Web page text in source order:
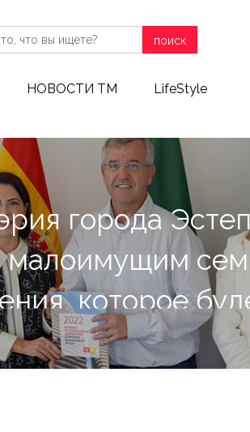
поиск
НОВОСТИ ТМ LifeStyle
города
которое
2025 года